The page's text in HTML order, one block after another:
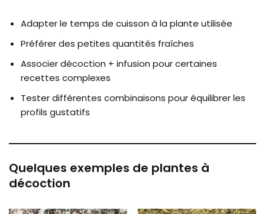
Adapter le temps de cuisson à la plante utilisée
Préférer des petites quantités fraîches
Associer décoction + infusion pour certaines
recettes complexes
Tester différentes combinaisons pour équilibrer les
profils gustatifs
Quelques exemples de plantes à
décoction